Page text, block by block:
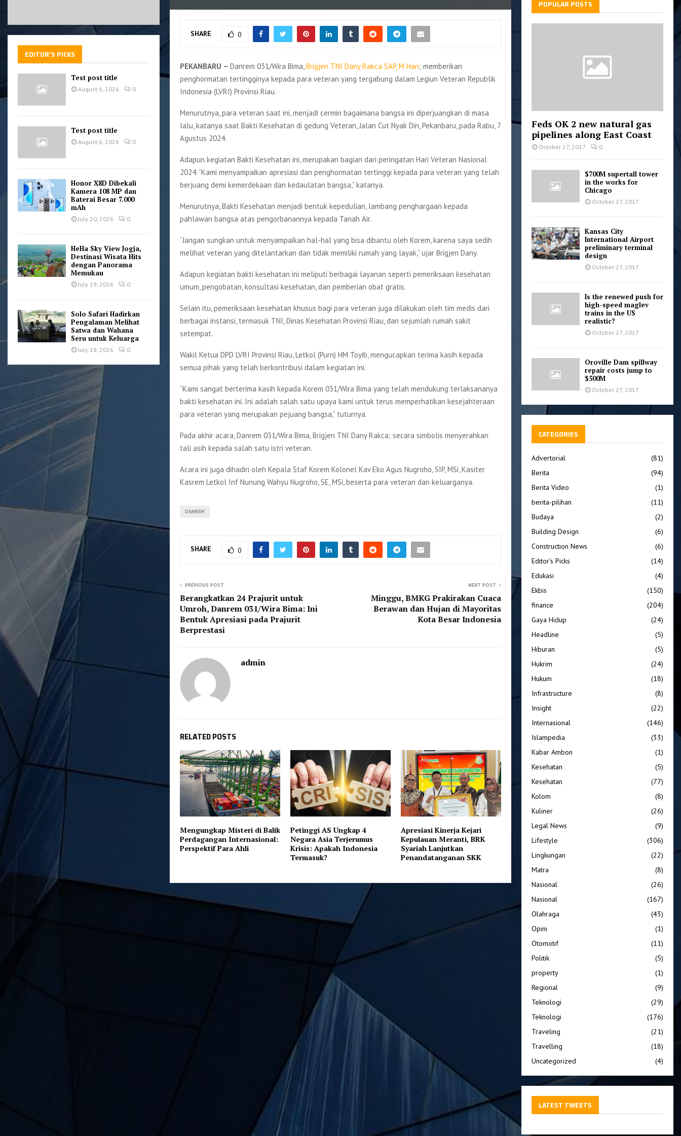
SHARE 0
PEKANBARU – Danrem 031/Wira Bima, Brigjen TNI Dany Rakca SAP, M Han; memberikan
penghormatan tertingginya kepada para veteran yang tergabung dalam Legiun Veteran Republik
Indonesia (LVRI) Provinsi Riau.
Menurutnya, para veteran saat ini, menjadi cermin bagaimana bangsa ini diperjuangkan di masa
lalu, katanya saat Bakti Kesehatan di gedung Veteran, Jalan Cut Nyak Din, Pekanbaru, pada Rabu, 7
Agustus 2024.
Adapun kegiatan Bakti Kesehatan ini, merupakan bagian dari peringatan Hari Veteran Nasional
2024. “Kami menyampaikan apresiasi dan penghormatan tertinggi kepada para veteran yang telah
berjuang demi kemerdekaan dan kedaulatan bangsa,” katanya.
Menurutnya, Bakti Kesehatan menjadi bentuk kepedulian, lambang penghargaan kepada
pahlawan bangsa atas pengorbanannya kepada Tanah Air.
“Jangan sungkan untuk menyampaikan hal-hal yang bisa dibantu oleh Korem, karena saya sedih
melihat veteran yang ditelantarkan dan tidak memiliki rumah yang layak,” ujar Brigjen Dany.
Adapun kegiatan bakti kesehatan ini meliputi berbagai layanan seperti pemeriksaan kesehatan
umum, pengobatan, konsultasi kesehatan, dan pemberian obat gratis.
Selain itu, pemeriksaan kesehatan khusus bagi para veteran juga dilakukan oleh tim medis dari
berbagai instansi, termasuk TNI, Dinas Kesehatan Provinsi Riau, dan sejumlah rumah sakit
setempat.
Wakil Ketua DPD LVRI Provinsi Riau, Letkol (Purn) HM Toyib, mengucapkan terima kasih kepada
semua pihak yang telah berkontribusi dalam kegiatan ini.
“Kami sangat berterima kasih kepada Korem 031/Wira Bima yang telah mendukung terlaksananya
bakti kesehatan ini. Ini adalah salah satu upaya kami untuk terus memperhatikan kesejahteraan
para veteran yang merupakan pejuang bangsa,” tuturnya.
Pada akhir acara, Danrem 031/Wira Bima, Brigjen TNI Dany Rakca; secara simbolis menyerahkan
tali asih kepada salah satu istri veteran.
Acara ini juga dihadiri oleh Kepala Staf Korem Kolonel Kav Eko Agus Nugroho, SIP, MSi, Kasiter
Kasrem Letkol Inf Nunung Wahyu Nugroho, SE, MSi, beserta para veteran dan keluarganya.
DANREM
SHARE 0
PREVIOUS POST
Berangkatkan 24 Prajurit untuk
Umroh, Danrem 031/Wira Bima: Ini
Bentuk Apresiasi pada Prajurit
Berprestasi
NEXT POST
Minggu, BMKG Prakirakan Cuaca
Berawan dan Hujan di Mayoritas
Kota Besar Indonesia
admin
RELATED POSTS
Mengungkap Misteri di Balik
Perdagangan Internasional:
Perspektif Para Ahli
Petinggi AS Ungkap 4
Negara Asia Terjerumus
Krisis: Apakah Indonesia
Termasuk?
Apresiasi Kinerja Kejari
Kepulauan Meranti, BRK
Syariah Lanjutkan
Penandatanganan SKK
EDITOR'S PICKS
Test post title
August 6, 2026 0
Test post title
August 6, 2026 0
Honor X8D Dibekali
Kamera 108 MP dan
Baterai Besar 7.000
mAh
July 20, 2026 0
HeHa Sky View Jogja,
Destinasi Wisata Hits
dengan Panorama
Memukau
July 19, 2026 0
Solo Safari Hadirkan
Pengalaman Melihat
Satwa dan Wahana
Seru untuk Keluarga
July 18, 2026 0
POPULAR POSTS
Feds OK 2 new natural gas
pipelines along East Coast
October 27, 2017 0
$700M supertall tower
in the works for
Chicago
October 27, 2017
Kansas City
International Airport
preliminary terminal
design
October 27, 2017
Is the renewed push for
high-speed maglev
trains in the US
realistic?
October 27, 2017
Oroville Dam spillway
repair costs jump to
$500M
October 27, 2017
CATEGORIES
Advertorial
(81)
Berita
(94)
Berita Video
(1)
berita-pilihan
(11)
Budaya
(2)
Building Design
(6)
Construction News
(6)
Editor's Picks
(14)
Edukasi
(4)
Ekbis
(150)
finance
(204)
Gaya Hidup
(24)
Headline
(5)
Hiburan
(5)
Hukrim
(24)
Hukum
(18)
Infrastructure
(8)
Insight
(22)
Internasional
(146)
Islampedia
(33)
Kabar Ambon
(1)
Kesehatan
(5)
Kesehatan
(77)
Kolom
(8)
Kuliner
(26)
Legal News
(9)
Lifestyle
(306)
Lingkungan
(22)
Matra
(8)
Nasional
(26)
Nasional
(167)
Olahraga
(43)
Opini
(1)
Otomotif
(11)
Politik
(5)
property
(1)
Regional
(9)
Teknologi
(29)
Teknologi
(176)
Traveling
(21)
Travelling
(18)
Uncategorized
(4)
LATEST TWEETS